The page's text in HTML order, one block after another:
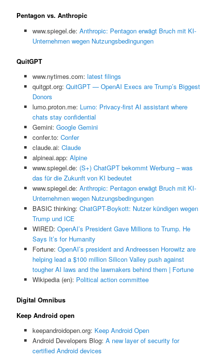
Pentagon vs. Anthropic
www.spiegel.de: Anthropic: Pentagon erwägt Bruch mit KI-
Unternehmen wegen Nutzungsbedingungen
QuitGPT
www.nytimes.com: latest filings
quitgpt.org: QuitGPT — OpenAI Execs are Trump’s Biggest
Donors
lumo.proton.me: Lumo: Privacy-first AI assistant where
chats stay confidential
Gemini: ‎Google Gemini
confer.to: Confer
claude.ai: Claude
alpineai.app: Alpine
www.spiegel.de: (S+) ChatGPT bekommt Werbung – was
das für die Zukunft von KI bedeutet
www.spiegel.de: Anthropic: Pentagon erwägt Bruch mit KI-
Unternehmen wegen Nutzungsbedingungen
BASIC thinking: ChatGPT-Boykott: Nutzer kündigen wegen
Trump und ICE
WIRED: OpenAI’s President Gave Millions to Trump. He
Says It’s for Humanity
Fortune: OpenAI’s president and Andreessen Horowitz are
helping lead a $100 million Silicon Valley push against
tougher AI laws and the lawmakers behind them | Fortune
Wikipedia (en): Political action committee
Digital Omnibus
Keep Android open
keepandroidopen.org: Keep Android Open
Android Developers Blog: A new layer of security for
certified Android devices